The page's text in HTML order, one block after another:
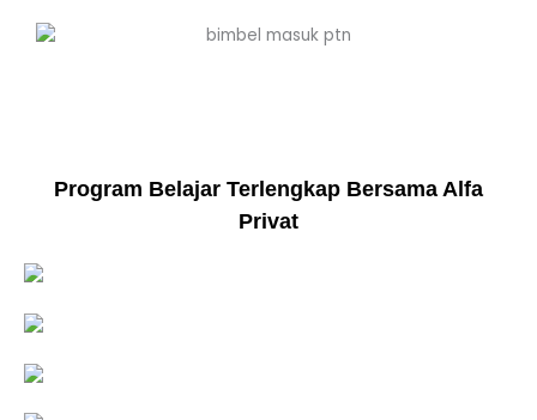
Program Belajar Terlengkap Bersama Alfa
Privat